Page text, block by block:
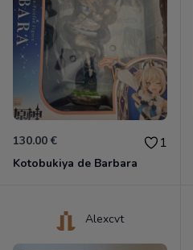
130.00 € 1
Kotobukiya de Barbara
Alexcvt